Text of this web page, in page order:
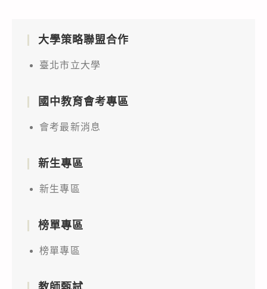
大學策略聯盟合作
臺北市立大學
國中教育會考專區
會考最新消息
新生專區
新生專區
榜單專區
榜單專區